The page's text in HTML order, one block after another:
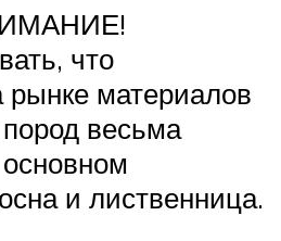
что
рынке материалов
весьма
и лиственница.